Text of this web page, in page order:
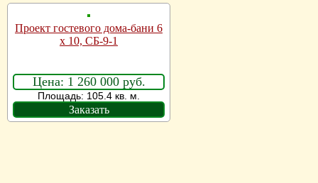
Проект гостевого дома-бани 6
х 10, СБ-9-1
Цена: 1 260 000 руб.
Площадь: 105.4 кв. м.
Заказать